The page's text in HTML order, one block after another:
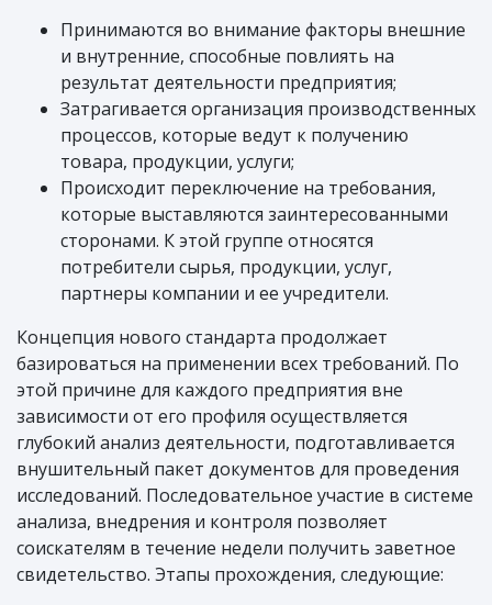
Принимаются во внимание факторы внешние
и внутренние, способные повлиять на
результат деятельности предприятия;
Затрагивается организация производственных
процессов, которые ведут к получению
товара, продукции, услуги;
Происходит переключение на требования,
которые выставляются заинтересованными
сторонами. К этой группе относятся
потребители сырья, продукции, услуг,
партнеры компании и ее учредители.
Концепция нового стандарта продолжает
базироваться на применении всех требований. По
этой причине для каждого предприятия вне
зависимости от его профиля осуществляется
глубокий анализ деятельности, подготавливается
внушительный пакет документов для проведения
исследований. Последовательное участие в системе
анализа, внедрения и контроля позволяет
соискателям в течение недели получить заветное
свидетельство. Этапы прохождения, следующие: